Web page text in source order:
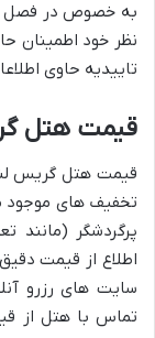
به خصوص در فصل
نظر خود اطمینان
تاییدیه حاوی
قیمت هتل
قیمت هتل گریس
تخفیف های موجود
پرگردشگر (مانند
اطلاع از قیمت
سایت های رزرو
تماس با هتل از